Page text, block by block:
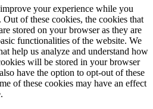
your experience while you
of these cookies, the cookies that
stored on your browser as they are
functionalities of the website. We
help us analyze and understand how
will be stored in your browser
have the option to opt-out of these
of these cookies may have an effect